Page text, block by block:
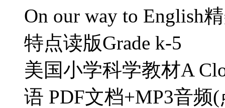
On our way to English
特点读版Grade k-5
美国小学科学教材A
语 PDF文档+MP3音频